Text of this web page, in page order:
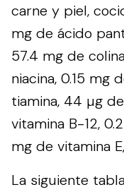
carne y piel,
mg de ácido
57.4 mg de
niacina, 0.15 mg
tiamina, 44 µg
vitamina B-12,
mg de vitamina
La siguiente